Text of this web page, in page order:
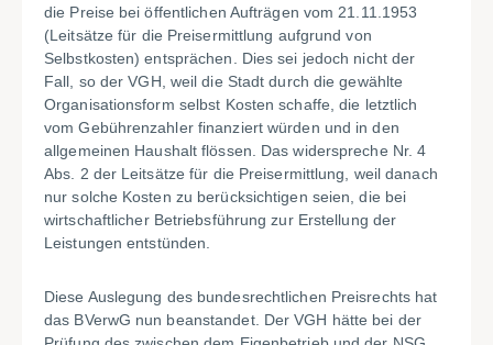
die Preise bei öffentlichen Aufträgen vom 21.11.1953
(Leitsätze für die Preisermittlung aufgrund von
Selbstkosten) entsprächen. Dies sei jedoch nicht der
Fall, so der VGH, weil die Stadt durch die gewählte
Organisationsform selbst Kosten schaffe, die letztlich
vom Gebührenzahler finanziert würden und in den
allgemeinen Haushalt flössen. Das widerspreche Nr. 4
Abs. 2 der Leitsätze für die Preisermittlung, weil danach
nur solche Kosten zu berücksichtigen seien, die bei
wirtschaftlicher Betriebsführung zur Erstellung der
Leistungen entstünden.
Diese Auslegung des bundesrechtlichen Preisrechts hat
das BVerwG nun beanstandet. Der VGH hätte bei der